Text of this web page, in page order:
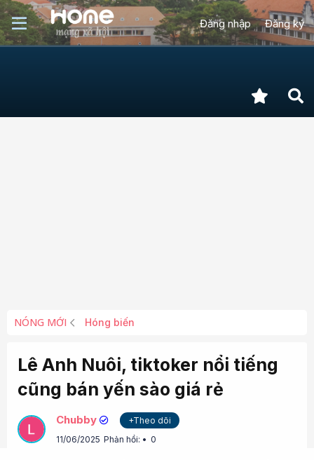
Đăng nhập Đăng ký
NÓNG MỚI Hóng biến
Lê Anh Nuôi, tiktoker nổi tiếng
cũng bán yến sào giá rẻ
Chubby
+Theo dõi
11/06/2025 Phản hồi: 0